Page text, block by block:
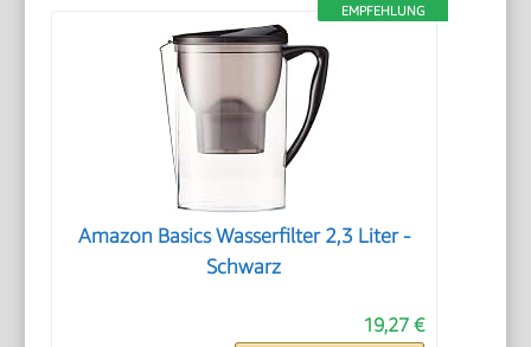
EMPFEHLUNG
Amazon Basics Wasserfilter 2,3 Liter -
Schwarz
19,27 €